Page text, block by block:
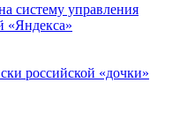
систему управления
«Яндекса»
российской «дочки»